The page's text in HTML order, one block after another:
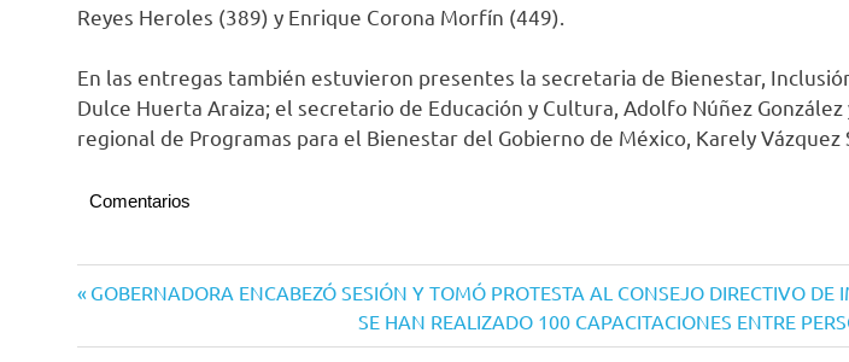
Reyes Heroles (389) y Enrique Corona Morfín (449).
En las entregas también estuvieron presentes la secretaria de Bienestar,
Dulce Huerta Araiza; el secretario de Educación y Cultura, Adolfo Núñez
regional de Programas para el Bienestar del Gobierno de México, Karely Vázquez
Comentarios
Navegación
de
Entrada
GOBERNADORA ENCABEZÓ SESIÓN Y TOMÓ PROTESTA AL CONSEJO DIRECTIVO DE
Siguiente
entrada:
SE HAN REALIZADO 100 CAPACITACIONES ENTRE